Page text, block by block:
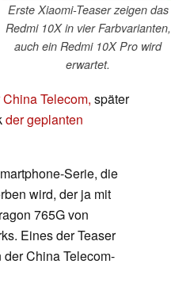
Erste Xiaomi-Teaser zeigen das
Redmi 10X in vier Farbvarianten,
auch ein Redmi 10X Pro wird
erwartet.
Telecom, später
der geplanten
Serie, die
wird, der ja mit
765G von
Eines der Teaser
China Telecom-